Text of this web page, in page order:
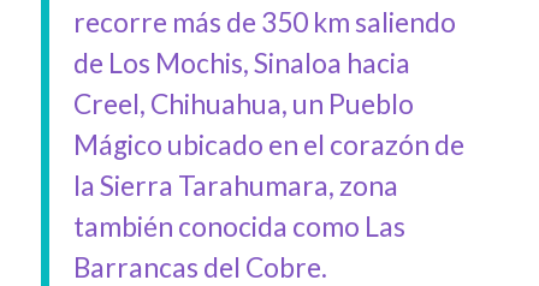
recorre más de 350 km saliendo
de Los Mochis, Sinaloa hacia
Creel, Chihuahua, un Pueblo
Mágico ubicado en el corazón de
la Sierra Tarahumara, zona
también conocida como Las
Barrancas del Cobre.